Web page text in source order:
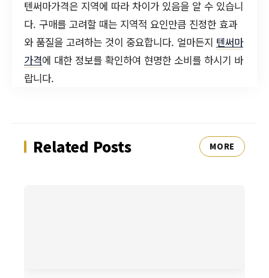
텐써마가격은 지역에 따라 차이가 있음을 알 수 있습니
다. 구매를 고려할 때는 지역적 요인만큼 진정한 효과
와 품질을 고려하는 것이 중요합니다. 얼마든지 텐써마
가격에 대한 정보를 확인하여 현명한 소비를 하시기 바
랍니다.
Related Posts MORE